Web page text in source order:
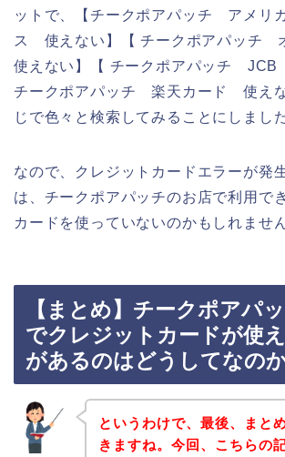
ットで、【チークポアパッチ アメリ
ス 使えない】【 チークポアパッチ
使えない】【 チークポアパッチ JCB
チークポアパッチ 楽天カード 使え
じで色々と検索してみることにしました
なので、クレジットカードエラーが発
は、チークポアパッチのお店で利用で
カードを使っていないのかもしれませ
【まとめ】チークポアパ
でクレジットカードが使
があるのはどうしてなの
というわけで、最後、まと
きますね。今回、こちらの